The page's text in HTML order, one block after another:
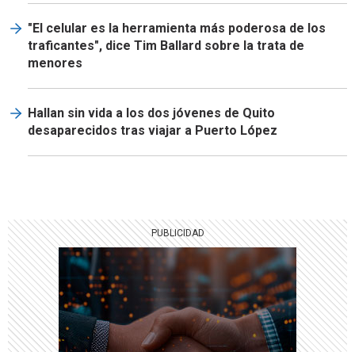
"El celular es la herramienta más poderosa de los
traficantes", dice Tim Ballard sobre la trata de
menores
Hallan sin vida a los dos jóvenes de Quito
desaparecidos tras viajar a Puerto López